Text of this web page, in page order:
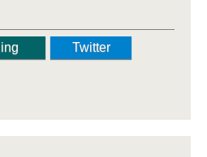
Twitter